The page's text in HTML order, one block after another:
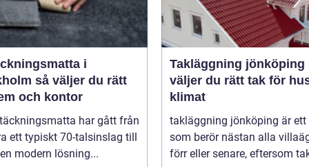
i
du rätt
och kontor
har gått från
ett typiskt 70-talsinslag till
modern lösning...
Takläggning jönköping så
väljer du rätt tak för
klimat
takläggning jönköping är ett
som berör nästan alla
förr eller senare, eftersom